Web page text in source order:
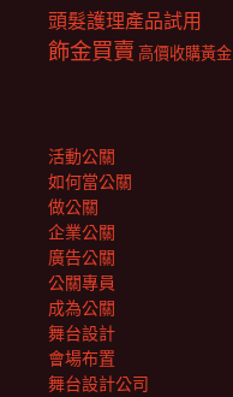
頭髮護理產品試用
飾金買賣 高價收購黃金
活動公關
如何當公關
做公關
企業公關
廣告公關
公關專員
成為公關
舞台設計
會場布置
舞台設計公司